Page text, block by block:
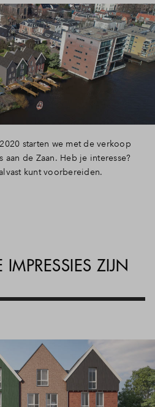
starten we met de verkoop
aan de Zaan. Heb je interesse?
kunt voorbereiden.
IMPRESSIES ZIJN